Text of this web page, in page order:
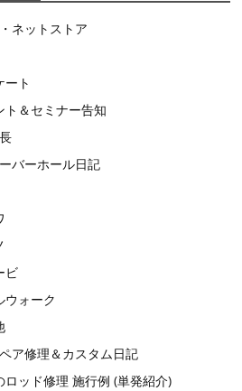
ネットストア
ート
ト＆セミナー告知
バーホール日記
ビ
ウォーク
ア修理＆カスタム日記
ロッド修理 施行例 (単発紹介)